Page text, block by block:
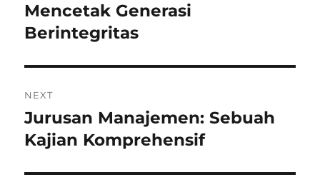
post:
Mencetak Generasi
Berintegritas
NEXT
Next
post:
Jurusan Manajemen: Sebuah
Kajian Komprehensif